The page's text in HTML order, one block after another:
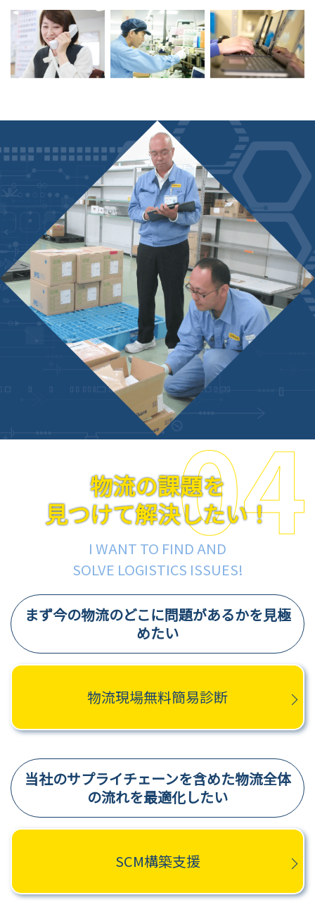
物流の課題を
見つけて解決したい！
I WANT TO FIND AND
SOLVE LOGISTICS ISSUES!
まず今の物流のどこに問題があるかを見極
めたい
物流現場無料簡易診断
当社のサプライチェーンを含めた物流全体
の流れを最適化したい
SCM構築支援